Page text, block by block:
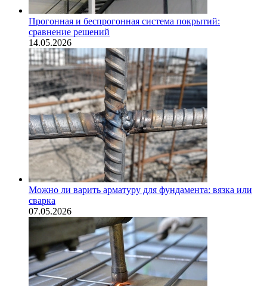
Прогонная и беспрогонная система покрытий:
сравнение решений
14.05.2026
Можно ли варить арматуру для фундамента: вязка или
сварка
07.05.2026